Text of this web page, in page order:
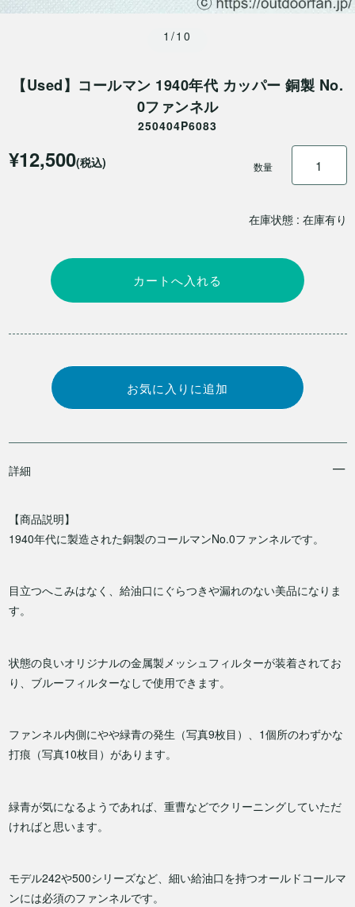
1/10
【Used】コールマン 1940年代 カッパー 銅製 No.
0ファンネル
250404P6083
在庫状態 : 在庫有り
¥12,500(税込) 数量
詳細
【商品説明】
1940年代に製造された銅製のコールマンNo.0ファンネルです。
目立つへこみはなく、給油口にぐらつきや漏れのない美品になりま
す。
状態の良いオリジナルの金属製メッシュフィルターが装着されてお
り、ブルーフィルターなしで使用できます。
ファンネル内側にやや緑青の発生（写真9枚目）、1個所のわずかな
打痕（写真10枚目）があります。
緑青が気になるようであれば、重曹などでクリーニングしていただ
ければと思います。
モデル242や500シリーズなど、細い給油口を持つオールドコールマ
ンには必須のファンネルです。